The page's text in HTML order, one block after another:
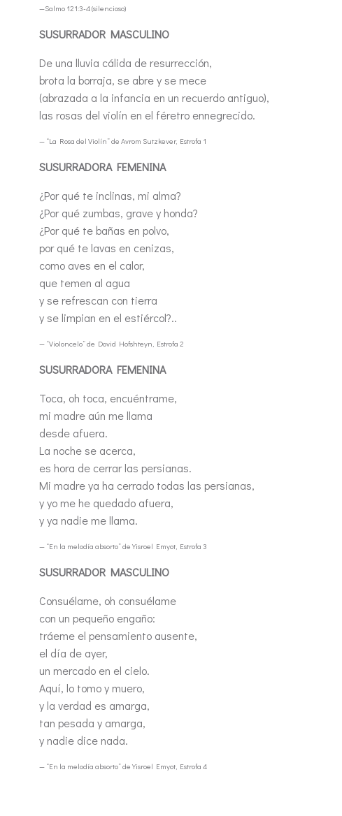
—Salmo 121:3-4 (silencioso)
SUSURRADOR MASCULINO
De una lluvia cálida de resurrección,
brota la borraja, se abre y se mece
(abrazada a la infancia en un recuerdo antiguo),
las rosas del violín en el féretro ennegrecido.
— “La Rosa del Violín” de Avrom Sutzkever, Estrofa 1
SUSURRADORA FEMENINA
¿Por qué te inclinas, mi alma?
¿Por qué zumbas, grave y honda?
¿Por qué te bañas en polvo,
por qué te lavas en cenizas,
como aves en el calor,
que temen al agua
y se refrescan con tierra
y se limpian en el estiércol?..
— “Violoncelo” de Dovid Hofshteyn, Estrofa 2
SUSURRADORA FEMENINA
Toca, oh toca, encuéntrame,
mi madre aún me llama
desde afuera.
La noche se acerca,
es hora de cerrar las persianas.
Mi madre ya ha cerrado todas las persianas,
y yo me he quedado afuera,
y ya nadie me llama.
— “En la melodía absorto” de Yisroel Emyot, Estrofa 3
SUSURRADOR MASCULINO
Consuélame, oh consuélame
con un pequeño engaño:
tráeme el pensamiento ausente,
el día de ayer,
un mercado en el cielo.
Aquí, lo tomo y muero,
y la verdad es amarga,
tan pesada y amarga,
y nadie dice nada.
— “En la melodía absorto” de Yisroel Emyot, Estrofa 4